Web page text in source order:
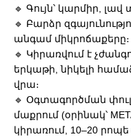
🔹 Գույն՝ կարմիր,
🔹 Բարձր
անգամ միկրոճաքերը։
🔹 Կիրառվում է
երկաթի, նիկելի
վրա։
🔹 Օգտագործման
մաքրում (օրինակ՝
կիրառում, 10–20